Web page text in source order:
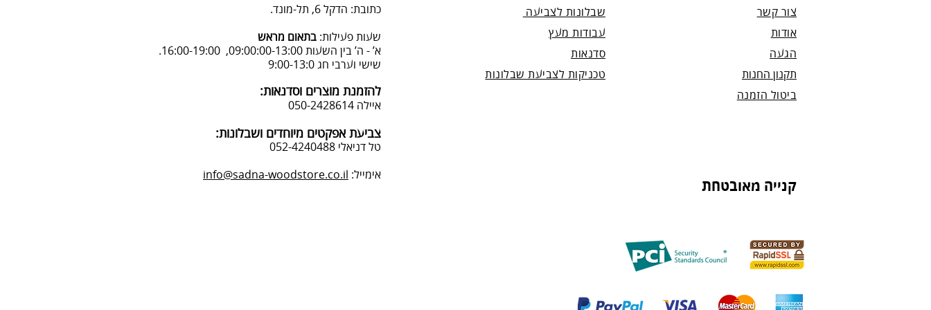
כתובת: הדקל 6, תל-מונד.
שעות פעילות: בתאום מראש
א’ - ה’ בין השעות 09:00:00-13:00, 16:00-19:00.
שישי וערבי חג 9:00-13:0
להזמנת מוצרים וסדנאות:
איילה 050-2428614
צביעת אפקטים מיוחדים ושבלונות:
טל דניאלי 052-4240488
אימייל: info@sadna-woodstore.co.il
שבלונות לצביעה
עבודות מעץ
סדנאות
טכניקות לצביעת שבלונות
צור קשר
אודות
הגעה
תקנון החנות
ביטול הזמנה
קנייה מאובטחת